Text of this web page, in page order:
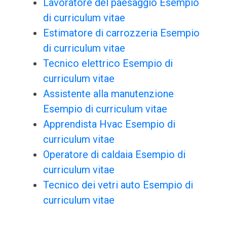
Lavoratore del paesaggio Esempio
di curriculum vitae
Estimatore di carrozzeria Esempio
di curriculum vitae
Tecnico elettrico Esempio di
curriculum vitae
Assistente alla manutenzione
Esempio di curriculum vitae
Apprendista Hvac Esempio di
curriculum vitae
Operatore di caldaia Esempio di
curriculum vitae
Tecnico dei vetri auto Esempio di
curriculum vitae